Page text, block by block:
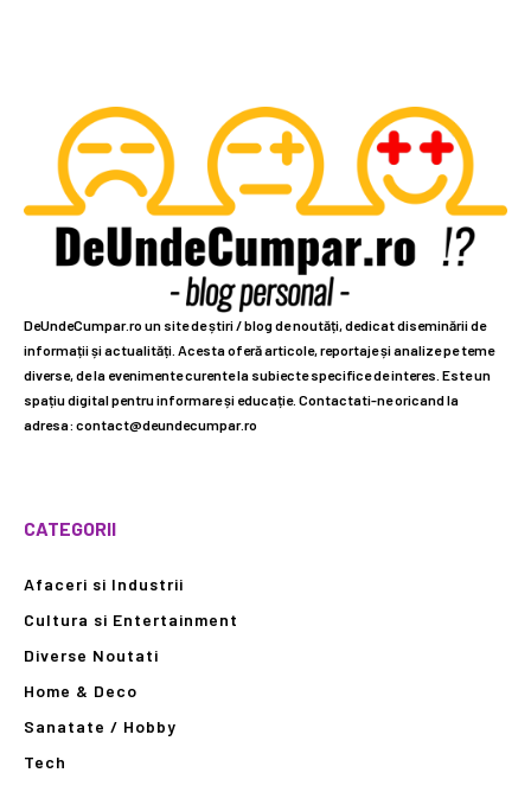
DeUndeCumpar.ro un site de știri / blog de noutăți, dedicat diseminării de
informații și actualități. Acesta oferă articole, reportaje și analize pe teme
diverse, de la evenimente curente la subiecte specifice de interes. Este un
spațiu digital pentru informare și educație. Contactati-ne oricand la
adresa: contact@deundecumpar.ro
CATEGORII
Afaceri si Industrii
Cultura si Entertainment
Diverse Noutati
Home & Deco
Sanatate / Hobby
Tech